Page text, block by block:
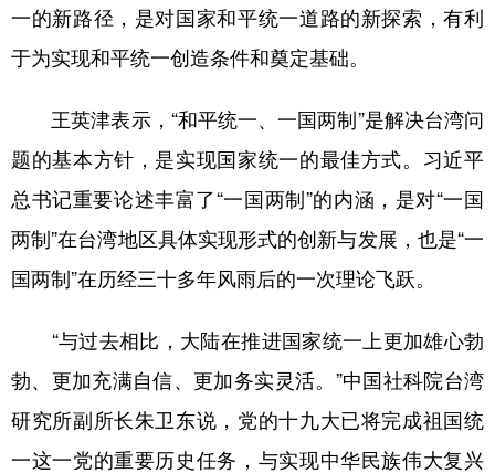
一的新路径，是对国家和平统一道路的新探索，有利
于为实现和平统一创造条件和奠定基础。
王英津表示，“和平统一、一国两制”是解决台湾问
题的基本方针，是实现国家统一的最佳方式。习近平
总书记重要论述丰富了“一国两制”的内涵，是对“一国
两制”在台湾地区具体实现形式的创新与发展，也是“一
国两制”在历经三十多年风雨后的一次理论飞跃。
“与过去相比，大陆在推进国家统一上更加雄心勃
勃、更加充满自信、更加务实灵活。”中国社科院台湾
研究所副所长朱卫东说，党的十九大已将完成祖国统
一这一党的重要历史任务，与实现中华民族伟大复兴